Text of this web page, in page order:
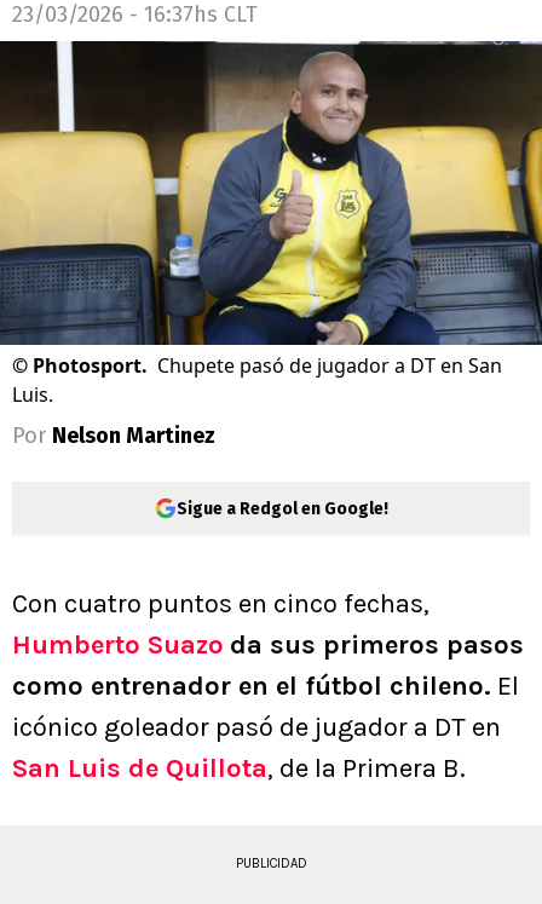
23/03/2026 - 16:37hs CLT
© Photosport. Chupete pasó de jugador a DT en San
Luis.
Por Nelson Martinez
Sigue a Redgol en Google!
Con cuatro puntos en cinco fechas,
Humberto Suazo da sus primeros pasos
como entrenador en el fútbol chileno. El
icónico goleador pasó de jugador a DT en
San Luis de Quillota, de la Primera B.
PUBLICIDAD